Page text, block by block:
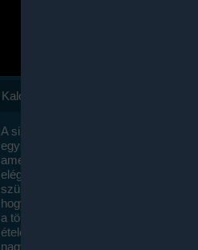
Kalóriaszámlálás
A sikeres fogyás titka valójában igen
egyszerű: égess több energiát, mint
amennyit beviszel. Természetesen
elég nagy fegyelemre és akaraterőre
szükség, de meglepődve fogod
hogy a kalóriaszámolás mennyire
a többi diétához képest. Itt nincsenek
ételek és a megengedett kalóriabevitelt
nagymértékben növelheted ha